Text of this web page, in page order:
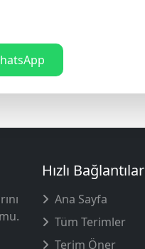
Hızlı Bağlantılar
Ana Sayfa
Tüm Terimler
Terim Öner